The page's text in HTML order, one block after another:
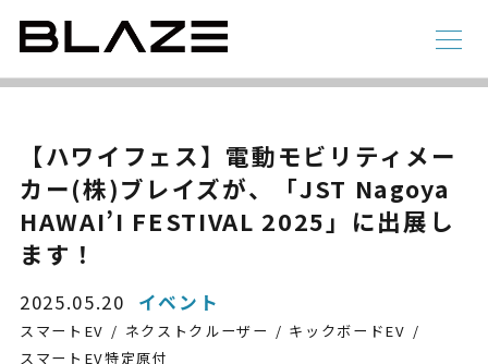
電動アシスト自転車
NEWS
【ハワイフェス】電動モビリティメー
カー(株)ブレイズが、「JST Nagoya
HAWAI’I FESTIVAL 2025」に出展し
ます！
2025.05.20 イベント
スマートEV ネクストクルーザー
キックボードEV
スマートEV特定原付